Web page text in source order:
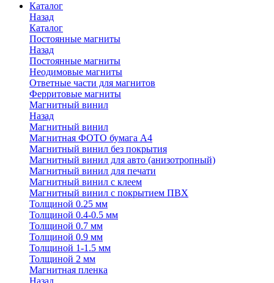
Каталог
Назад
Каталог
Постоянные магниты
Назад
Постоянные магниты
Неодимовые магниты
Ответные части для магнитов
Ферритовые магниты
Магнитный винил
Назад
Магнитный винил
Магнитная ФОТО бумага А4
Магнитный винил без покрытия
Магнитный винил для авто (анизотропный)
Магнитный винил для печати
Магнитный винил с клеем
Магнитный винил с покрытием ПВХ
Толщиной 0.25 мм
Толщиной 0.4-0.5 мм
Толщиной 0.7 мм
Толщиной 0.9 мм
Толщиной 1-1.5 мм
Толщиной 2 мм
Магнитная пленка
Назад